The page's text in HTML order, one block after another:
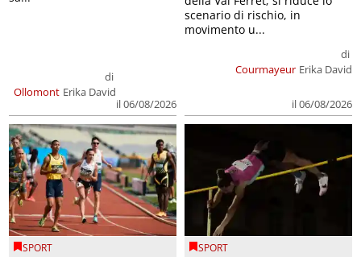
Ollomont
di
Erika David
il 06/08/2026
Courmayeur
di
Erika David
il 06/08/2026
scenario di rischio, in
movimento u...
SPORT SPORT